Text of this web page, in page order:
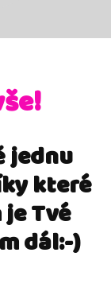
jednu
které
Tvé
dál:-)